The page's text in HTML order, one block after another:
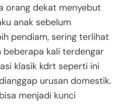
orang dekat menyebut
anak sebelum
pendiam, sering terlihat
beberapa kali terdengar
klasik kdrt seperti ini
urusan domestik.
menjadi kunci